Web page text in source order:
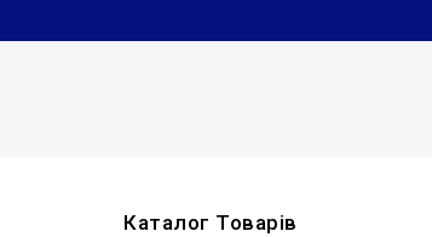
Каталог Товарів